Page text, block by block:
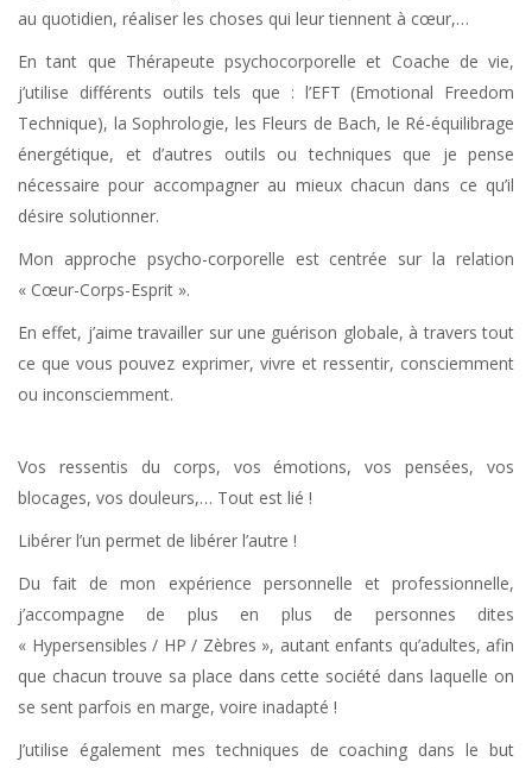
au quotidien, réaliser les choses qui leur tiennent à cœur,…
En tant que Thérapeute psychocorporelle et Coache de vie,
j’utilise différents outils tels que : l’EFT (Emotional Freedom
Technique), la Sophrologie, les Fleurs de Bach, le Ré-équilibrage
énergétique, et d’autres outils ou techniques que je pense
nécessaire pour accompagner au mieux chacun dans ce qu’il
désire solutionner.
Mon approche psycho-corporelle est centrée sur la relation
« Cœur-Corps-Esprit ».
En effet, j’aime travailler sur une guérison globale, à travers tout
ce que vous pouvez exprimer, vivre et ressentir, consciemment
ou inconsciemment.
Vos ressentis du corps, vos émotions, vos pensées, vos
blocages, vos douleurs,… Tout est lié !
Libérer l’un permet de libérer l’autre !
Du fait de mon expérience personnelle et professionnelle,
j’accompagne de plus en plus de personnes dites
« Hypersensibles / HP / Zèbres », autant enfants qu’adultes, afin
que chacun trouve sa place dans cette société dans laquelle on
se sent parfois en marge, voire inadapté !
J’utilise également mes techniques de coaching dans le but